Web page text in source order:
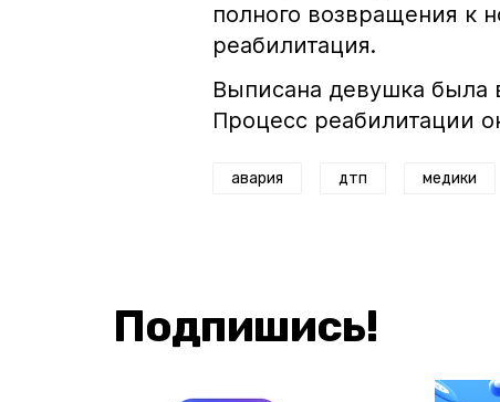
полного возвращения к
реабилитация.
Выписана девушка была
Процесс реабилитации
авария дтп медики
Подпишись!